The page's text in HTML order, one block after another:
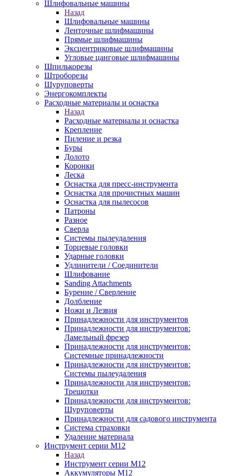
Шлифовальные машины
Назад
Шлифовальные машины
Ленточные шлифмашины
Прямые шлифмашины
Эксцентриковые шлифмашины
Угловые цанговые шлифмашины
Шпилькорезы
Штроборезы
Шуруповерты
Энергокомплекты
Расходные материалы и оснастка
Назад
Расходные материалы и оснастка
Крепление
Пиление и резка
Буры
Долото
Коронки
Леска
Оснастка для пресс-инструмента
Оснастка для прочистных машин
Оснастка для пылесосов
Патроны
Разное
Сверла
Системы пылеудаления
Торцевые головки
Ударные головки
Удлинители / Соединители
Шлифование
Sanding Attachments
Бурение / Сверление
Долбление
Ножи и Лезвия
Принадлежности для инструментов
Принадлежности для инструментов:
Ламельный фрезер
Принадлежности для инструментов:
Системные принадлежности
Принадлежности для инструментов:
Системы пылеудаления
Принадлежности для инструментов:
Трещотки
Принадлежности для инструментов:
Шуруповерты
Принадлежности для садового инструмента
Система страховки
Удаление материала
Инструмент серии M12
Назад
Инструмент серии M12
Аккумуляторы M12